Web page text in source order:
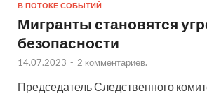
В ПОТОКЕ СОБЫТИЙ
Мигранты становятся
безопасности
14.07.2023 - 2 комментариев.
Председатель Следственного